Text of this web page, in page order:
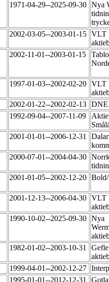
1971-04-29--2025-09-30 Nya
2002-03-05--2003-01-15 VLT
2002-11-01--2003-01-15
1997-01-03--2002-02-20 VLT
2002-01-22--2002-02-13
1992-09-04--2007-11-09
2001-01-01--2006-12-31
2000-07-01--2004-04-30
2001-01-05--2002-12-20
2001-12-13--2006-04-30 VLT
1990-10-02--2025-09-30 Nya
1982-01-02--2003-10-31
1999-04-01--2002-12-27
1995-01-01--2012-12-31